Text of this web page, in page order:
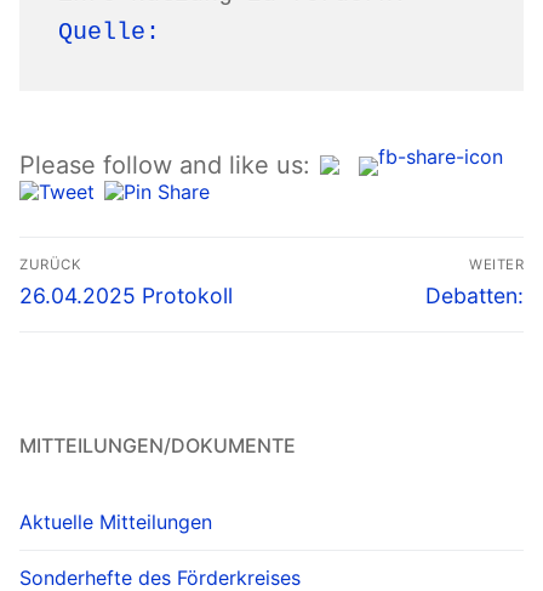
Quelle:
Please follow and like us:
Beitragsnavigation
ZURÜCK
Vorheriger
26.04.2025 Protokoll
WEITER
Nächster
Debatten:
MITTEILUNGEN/DOKUMENTE
Aktuelle Mitteilungen
Sonderhefte des Förderkreises